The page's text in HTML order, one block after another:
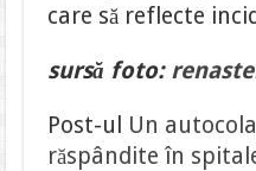
care să reflecte
sursă foto:
Post-ul Un
răspândite în